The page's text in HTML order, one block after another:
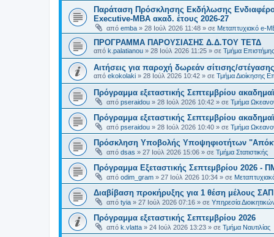
Παράταση Πρόσκλησης Εκδήλωσης
Executive-MBΑ ακαδ. έτους 2026-27
από emba » 28 Ιούλ 2026 11:48 » σε Μεταπτυχιακό e-
ΠΡΟΓΡΑΜΜΑ ΠΑΡΟΥΣΙΑΣΗΣ Δ.Δ.ΤΟΥ ΤΕΤΔ
από k.palatianou » 28 Ιούλ 2026 11:25 » σε Τμήμα
Αιτήσεις για παροχή δωρεάν σίτισης/
από ekokolaki » 28 Ιούλ 2026 10:42 » σε Τμήμα Διοίκησης
Πρόγραμμα εξεταστικής Σεπτεμβρίου
από pseraidou » 28 Ιούλ 2026 10:42 » σε Τμήμα
Πρόγραμμα εξεταστικής Σεπτεμβρίου
από pseraidou » 28 Ιούλ 2026 10:40 » σε Τμήμα
Πρόσκληση Υποβολής Υποψηφιοτήτων
από dsas » 27 Ιούλ 2026 15:06 » σε Τμήμα Στατιστικής
Πρόγραμμα Εξεταστικής Σεπτεμβρίου 2026 -
από odim_gram » 27 Ιούλ 2026 10:34 » σε
Διαβίβαση προκήρυξης για 1 θέση μέλους
από tyia » 27 Ιούλ 2026 07:16 » σε Υπηρεσία
Πρόγραμμα εξεταστικής Σεπτεμβρίου 2026
από k.vlatta » 24 Ιούλ 2026 13:23 » σε Τμήμα Ναυτιλίας